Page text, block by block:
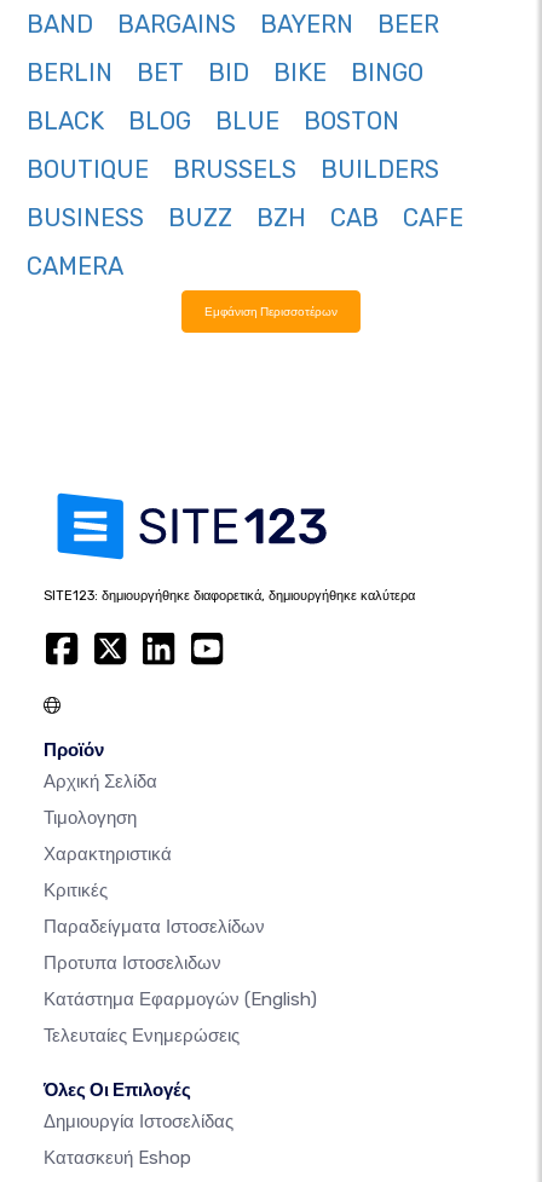
BAND
BARGAINS BAYERN
BEER
BERLIN
BET BID BIKE
BINGO
BLACK
BLOG BLUE
BOSTON
BOUTIQUE
BRUSSELS
BUILDERS
BUSINESS
BUZZ BZH CAB
CAFE
CAMERA
Εμφάνιση Περισσοτέρων
SITE123: δημιουργήθηκε διαφορετικά, δημιουργήθηκε καλύτερα
Προϊόν
Αρχική Σελίδα
Τιμολογηση
Χαρακτηριστικά
Κριτικές
Παραδείγματα Ιστοσελίδων
Προτυπα Ιστοσελιδων
Κατάστημα Εφαρμογών (English)
Τελευταίες Ενημερώσεις
Όλες Οι Επιλογές
Δημιουργία Ιστοσελίδας
Κατασκευή Eshop